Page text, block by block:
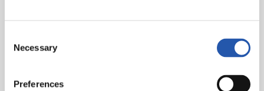
Selection
Necessary
Preferences